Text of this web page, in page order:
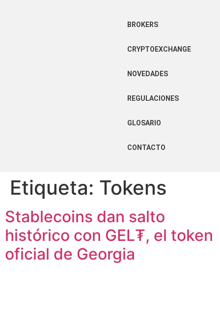
BROKERS
CRYPTOEXCHANGE
NOVEDADES
REGULACIONES
GLOSARIO
CONTACTO
Etiqueta: Tokens
Stablecoins dan salto
histórico con GEL₮, el token
oficial de Georgia